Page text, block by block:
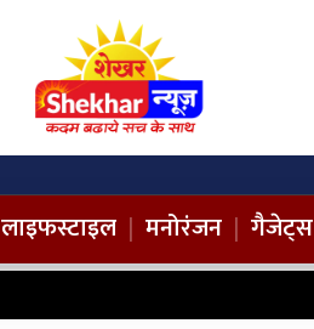
लाइफस्टाइल | मनोरंजन | गैजेट्स